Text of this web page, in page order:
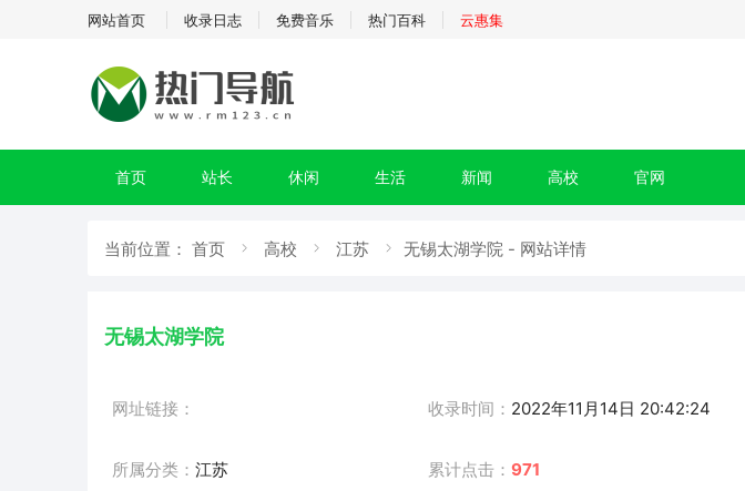
网站首页 收录日志 免费音乐 热门百科 云惠集
首页 站长 休闲 生活 新闻 高校 官网
当前位置： 首页 高校 江苏 无锡太湖学院 - 网站详情
无锡太湖学院
网址链接： 收录时间： 2022年11月14日 20:42:24
所属分类： 江苏 累计点击：971